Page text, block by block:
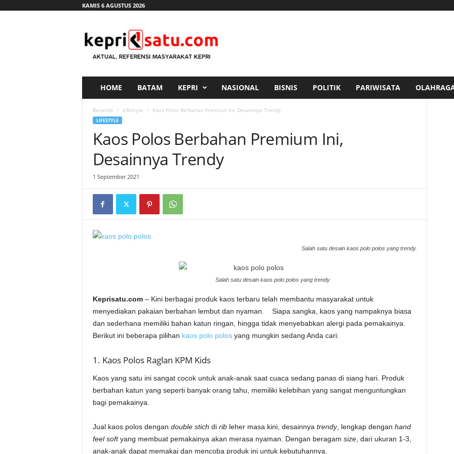
KAMIS 6 AGUSTUS 2026
HOME BATAM KEPRI NASIONAL BISNIS POLITIK PARIWISATA
Beranda Lifestyle Kaos Polos Berbahan Premium Ini, Desainnya Trendy
LIFESTYLE
Kaos Polos Berbahan Premium Ini,
Desainnya Trendy
1 September 2021
Salah satu desain kaos polo polos yang trendy.
Salah satu desain kaos polo polos yang trendy.
Keprisatu.com– Kini berbagai produk kaos terbaru telah membantu masyarakat untuk
menyediakan pakaian berbahan lembut dan nyaman. Siapa sangka, kaos yang nampaknya biasa
dan sederhana memiliki bahan katun ringan, hingga tidak menyebabkan alergi pada pemakainya.
Berikut ini beberapa pilihan kaos polo polos yang mungkin sedang Anda cari:
1. Kaos Polos Raglan KPM Kids
Kaos yang satu ini sangat cocok untuk anak-anak saat cuaca sedang panas di siang hari. Produk
berbahan katun yang seperti banyak orang tahu, memiliki kelebihan yang sangat menguntungkan
bagi pemakainya.
Jual kaos polos dengan double stich di ribleher masa kini, desainnya trendy, lengkap dengan hand
feel softyang membuat pemakainya akan merasa nyaman. Dengan beragam size, dari ukuran 1-3,
anak-anak dapat memakai dan mencoba produk ini untuk kebutuhannya.